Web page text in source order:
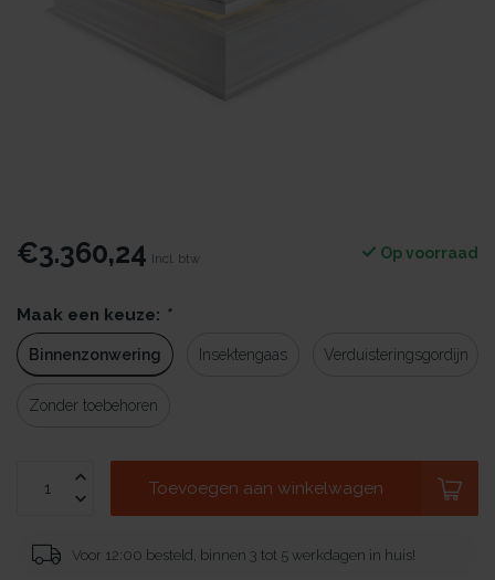
€3.360,24 Incl. btw Op voorraad
Maak een keuze: *
Binnenzonwering Insektengaas Verduisteringsgordijn
Zonder toebehoren
Toevoegen aan winkelwagen
Voor 12:00 besteld, binnen 3 tot 5 werkdagen in huis!